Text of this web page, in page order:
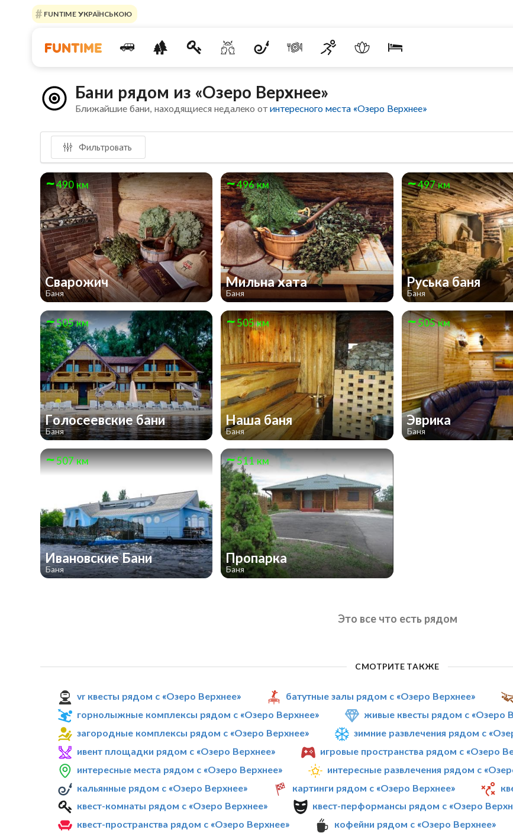
FUNTIME УКРАЇНСЬКОЮ
Бани рядом из «Озеро Верхнее»
Ближайшие бани, находящиеся недалеко отинтересного места «Озеро Верхнее»
Фильтровать
490 км
Сварожич
Баня
496 км
Мильна хата
Баня
497 км
Руська баня
Баня
505 км
Голосеевские бани
Баня
505 км
Наша баня
Баня
505 км
Эврика
Баня
507 км
Ивановские Бани
Баня
511 км
Пропарка
Баня
Это все что есть рядом
СМОТРИТЕ ТАКЖЕ
vr квесты рядом с «Озеро Верхнее» батутные залы рядом с «Озеро Верхнее»
горнолыжные комплексы рядом с «Озеро Верхнее»
живые квесты рядом с «Озеро
загородные комплексы рядом с «Озеро Верхнее»
зимние развлечения рядом с
ивент площадки рядом с «Озеро Верхнее»
игровые пространства рядом с «Озеро
интересные места рядом с «Озеро Верхнее»
интересные развлечения рядом с
кальянные рядом с «Озеро Верхнее»
картинги рядом с «Озеро Верхнее»
квест-комнаты рядом с «Озеро Верхнее»
квест-перформансы рядом с «Озеро
квест-пространства рядом с «Озеро Верхнее»
кофейни рядом с «Озеро Верхнее»